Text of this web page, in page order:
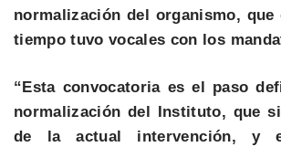
normalización del organismo, que
tiempo tuvo vocales con los
“Esta convocatoria es el paso
normalización del Instituto, que
de la actual intervención, y